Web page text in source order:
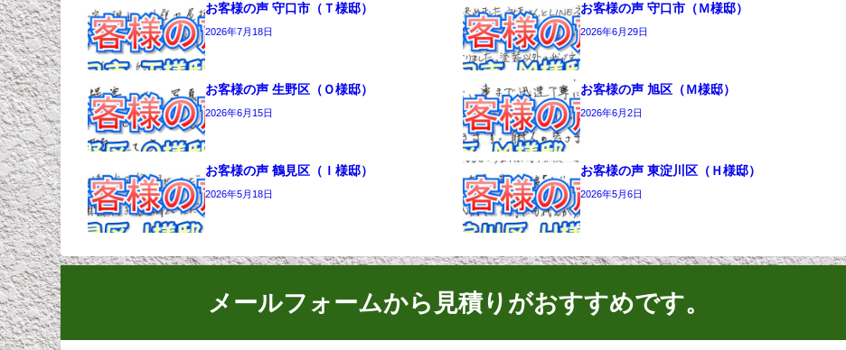
お客様の声 守口市（Ｔ様邸）
2026年7月18日
お客様の声 守口市（Ｍ様邸）
2026年6月29日
お客様の声 生野区（Ｏ様邸）
2026年6月15日
お客様の声 旭区（Ｍ様邸）
2026年6月2日
お客様の声 鶴見区（Ｉ様邸）
2026年5月18日
お客様の声 東淀川区（Ｈ様邸）
2026年5月6日
メールフォームから見積りがおすすめです。